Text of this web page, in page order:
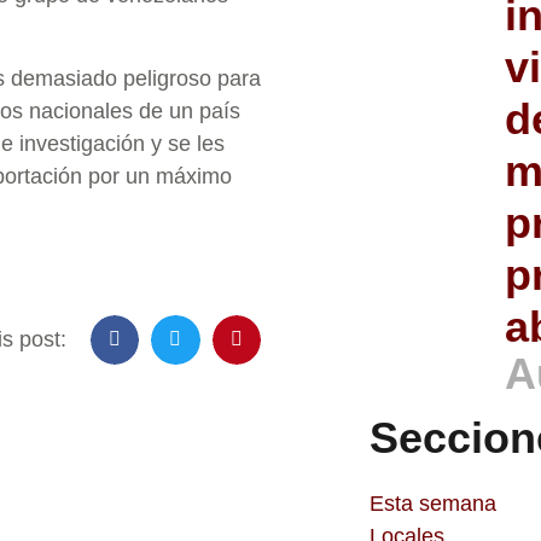
peligroso para
nacionales de un país
investigación y se les
por un máximo
post:
Esta semana
Locales